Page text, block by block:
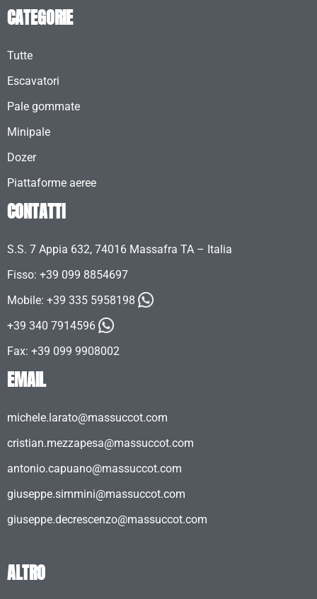
CATEGORIE
Tutte
Escavatori
Pale gommate
Minipale
Dozer
Piattaforme aeree
CONTATTI
S.S. 7 Appia 632, 74016 Massafra TA – Italia
Fisso: +39 099 8854697
Mobile: +39 335 5958198
+39 340 7914596
Fax: +39 099 9908002
EMAIL
michele.larato@massuccot.com
cristian.mezzapesa@massuccot.com
antonio.capuano@massuccot.com
giuseppe.simmini@massuccot.com
giuseppe.decrescenzo@massuccot.com
ALTRO